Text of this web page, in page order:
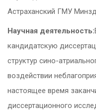
Астраханский ГМУ
Научная деятельность:
кандидатскую
структур сино-
воздействии
настоящее время
диссертационного